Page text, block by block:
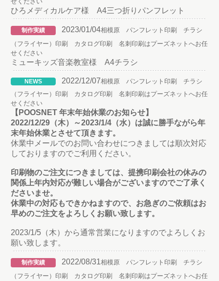
ひろメディカルケア様 A4三つ折りパンフレット
制作実績 2023/01/04相模原 パンフレット印刷 チラシ
（フライヤー）印刷 カタログ印刷 名刺印刷はプーズネットへお任
せください
ミューキッズ音楽教室様 A4チラシ
NEWS 2022/12/07相模原 パンフレット印刷 チラシ
（フライヤー）印刷 カタログ印刷 名刺印刷はプーズネットへお任
せください
【POOSNET 年末年始休業のお知らせ】
2022/12/29（木）～2023/1/4（水）は誠に勝手ながら年
末年始休業とさせて頂きます。
休業中メールでのお問い合わせにつきましては順次対応
しておりますのでご利用ください。
印刷物のご注文につきましては、提携印刷会社の休みの
関係上年内対応が難しい場合がございますのでご了承く
ださいませ。
休業中の対応もできかねますので、お急ぎのご依頼はお
早めのご注文をよろしくお願い致します。
2023/1/5（木）から通常営業になりますのでよろしくお
願い致します。
制作実績 2022/08/31相模原 パンフレット印刷 チラシ
（フライヤー）印刷 カタログ印刷 名刺印刷はプーズネットへお任